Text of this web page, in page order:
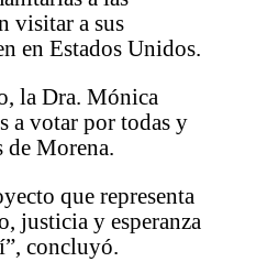
visitar a sus
en Estados Unidos.
la Dra. Mónica
a votar por todas y
de Morena.
que representa
justicia y esperanza
concluyó.